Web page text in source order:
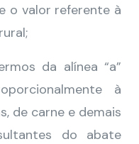
o valor referente à
da alínea “a”
à
de carne e demais
do abate